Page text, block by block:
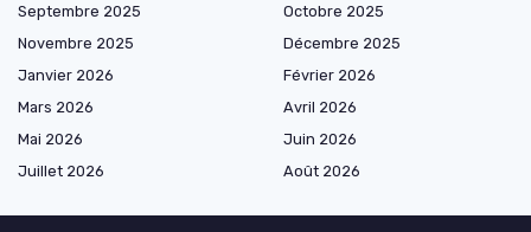
Septembre 2025
Octobre 2025
Novembre 2025
Décembre 2025
Janvier 2026
Février 2026
Mars 2026
Avril 2026
Mai 2026
Juin 2026
Juillet 2026
Août 2026